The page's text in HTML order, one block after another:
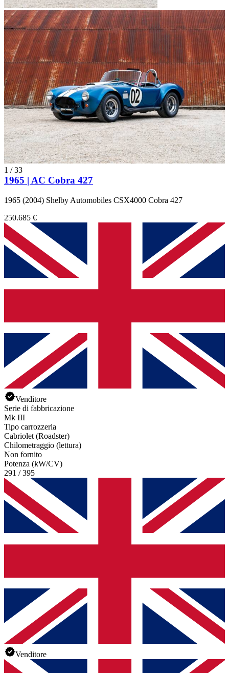
1 /33
1965 | AC Cobra 427
1965 (2004) Shelby Automobiles CSX4000 Cobra 427
250.685 €
Venditore
Serie di fabbricazione
Mk III
Tipo carrozzeria
Cabriolet (Roadster)
Chilometraggio (lettura)
Non fornito
Potenza (kW/CV)
291 / 395
Venditore